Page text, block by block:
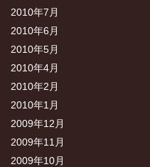
2010年7月
2010年6月
2010年5月
2010年4月
2010年2月
2010年1月
2009年12月
2009年11月
2009年10月